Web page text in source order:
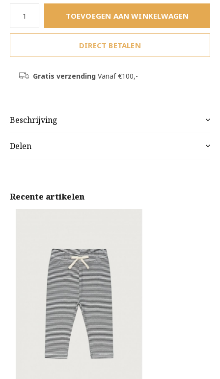
TOEVOEGEN AAN WINKELWAGEN
DIRECT BETALEN
Gratis verzendingVanaf €100,-
Beschrijving
Delen
Recente artikelen